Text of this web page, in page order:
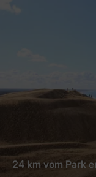
24 km vom Park